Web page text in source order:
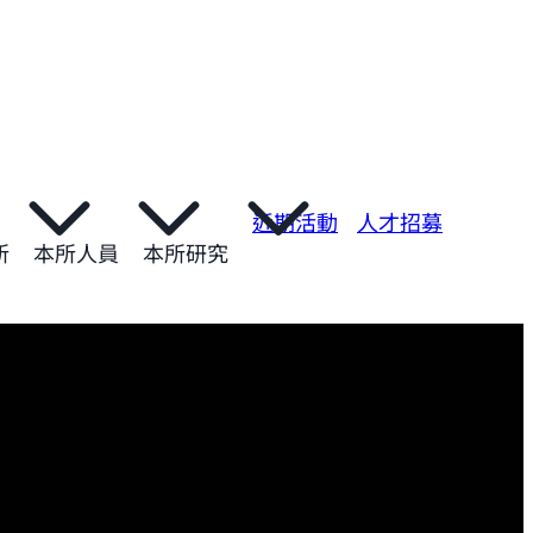
本所人員 本所研究
近期活動 人才招募